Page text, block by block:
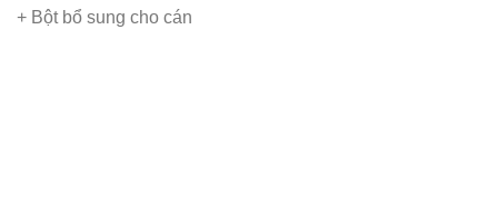
+ Bột bổ sung cho cán